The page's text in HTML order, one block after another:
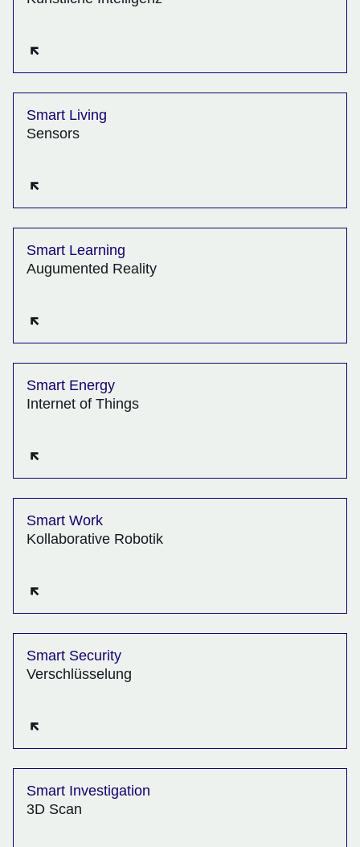
Smart Living
Sensors
Smart Learning
Augumented Reality
Smart Energy
Internet of Things
Smart Work
Kollaborative Robotik
Smart Security
Verschlüsselung
Smart Investigation
3D Scan